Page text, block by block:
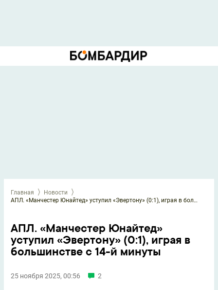
Главная
Новости
АПЛ. «Манчестер Юнайтед» уступил «Эвертону» (0:1), играя в большинстве с 14-й минуты
АПЛ. «Манчестер Юнайтед»
уступил «Эвертону» (0:1), играя в
большинстве с 14-й минуты
25 ноября 2025, 00:56 2